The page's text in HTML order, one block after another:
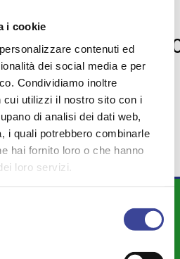
i cookie
contenuti ed
dei social media e per
Condividiamo inoltre
cui utilizzi il nostro sito con i
di analisi dei dati web,
i quali potrebbero combinarle
hai fornito loro o che hanno
loro servizi.
,GIOCO
,
, AREA VASTA
INTERNAZIONALE